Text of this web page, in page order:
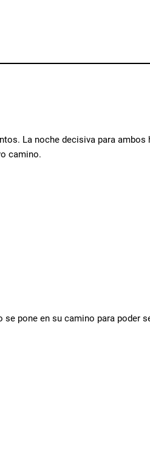
La noche decisiva para ambos
camino.
pone en su camino para poder